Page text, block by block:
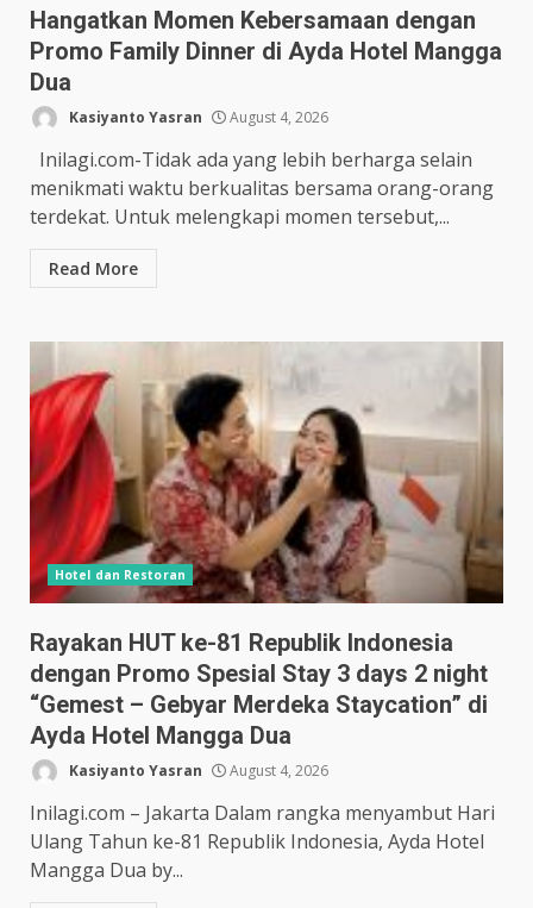
Hangatkan Momen Kebersamaan dengan
Promo Family Dinner di Ayda Hotel Mangga
Dua
Kasiyanto Yasran August 4, 2026
Inilagi.com-Tidak ada yang lebih berharga selain
menikmati waktu berkualitas bersama orang-orang
terdekat. Untuk melengkapi momen tersebut,...
Read More
Hotel dan Restoran
Rayakan HUT ke-81 Republik Indonesia
dengan Promo Spesial Stay 3 days 2 night
“Gemest – Gebyar Merdeka Staycation” di
Ayda Hotel Mangga Dua
Kasiyanto Yasran August 4, 2026
Inilagi.com – Jakarta Dalam rangka menyambut Hari
Ulang Tahun ke-81 Republik Indonesia, Ayda Hotel
Mangga Dua by...